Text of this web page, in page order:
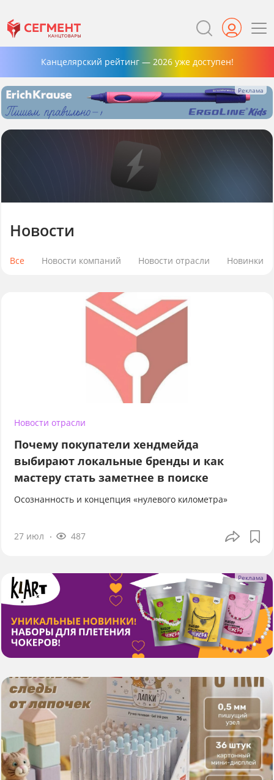
Канцелярский рейтинг — 2026 уже доступен!
Новости
Все Новости компаний Новости отрасли Новинки
Новости отрасли
Почему покупатели хендмейда
выбирают локальные бренды и как
мастеру стать заметнее в поиске
Осознанность и концепция «нулевого километра»
27 июл 487